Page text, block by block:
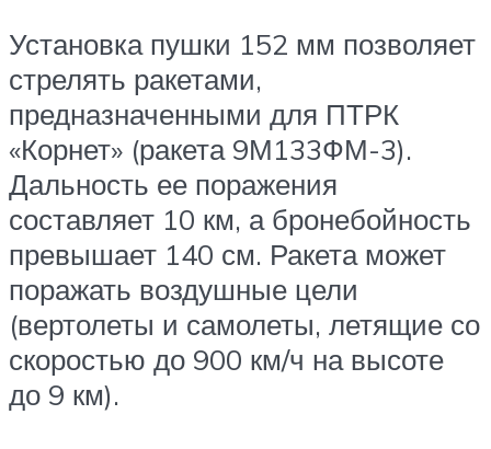
Установка пушки 152 мм позволяет
стрелять ракетами,
предназначенными для ПТРК
«Корнет» (ракета 9М133ФМ-3).
Дальность ее поражения
составляет 10 км, а бронебойность
превышает 140 см. Ракета может
поражать воздушные цели
(вертолеты и самолеты, летящие со
скоростью до 900 км/ч на высоте
до 9 км).